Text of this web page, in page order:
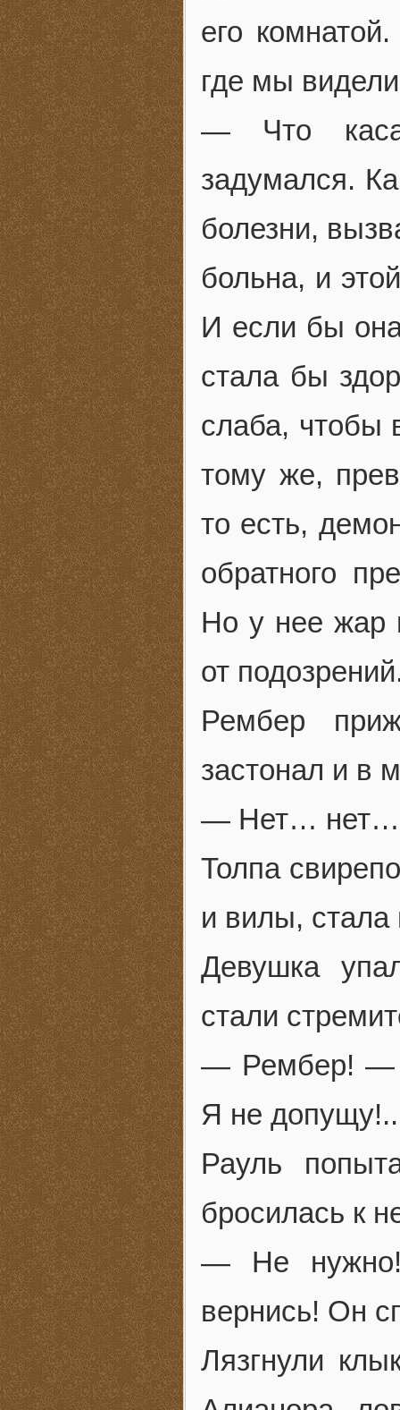
его
где мы
— Что
задумался.
болезни,
больна, и
И если бы
стала бы
слаба, чтобы
тому же,
то есть,
обратного
Но у нее жар
от
Рембер
застонал и в
— Нет… нет…
Толпа
и вилы, стала
Девушка
стали
— Рембер! —
Я не допущу!..
Рауль
бросилась к
— Не
вернись! Он
Лязгнули